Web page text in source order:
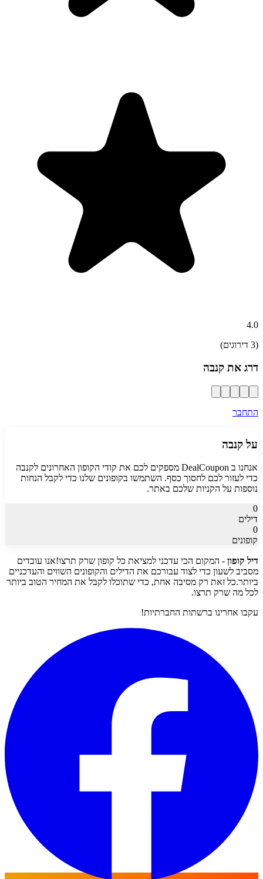
4.0
(
3 דירוגים)
דרג את קנבה
התחבר
על קנבה
אנחנו ב DealCoupon מספקים לכם את קודי הקופון האחרונים ל
קנבה
כדי לעזור לכם לחסוך כסף. השתמשו בקופונים שלנו כדי לקבל הנחות
נוספות על הקניות שלכם באתר.
0
דילים
0
קופונים
דיל קופון - המקום הכי עדכני למציאת כל קופון שרק תרצו!אנו עובדים
מסביב לשעון כדי לצוד עבורכם את הדילים והקופונים השווים והעדכניים
ביותר.כל זאת רק מסיבה אחת, כדי שתוכלו לקבל את המחיר הטוב ביותר
לכל מה שרק תרצו.
עקבו אחרינו ברשתות החברתיות!